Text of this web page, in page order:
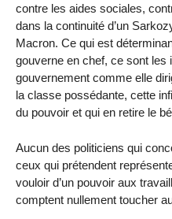
contre les aides sociales,
dans la continuité d’un
Macron. Ce qui est
gouverne en chef, ce sont les
gouvernement comme elle
la classe possédante, cette
du pouvoir et qui en retire le
Aucun des politiciens qui
ceux qui prétendent
vouloir d’un pouvoir aux
comptent nullement toucher